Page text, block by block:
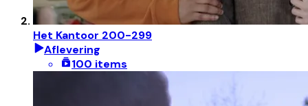
Het Kantoor 200-299
Aflevering
100 items